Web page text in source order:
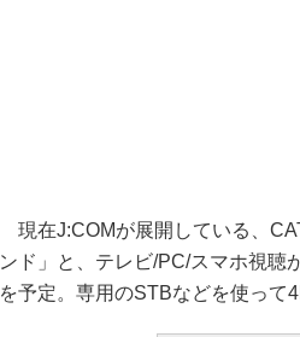
現在J:COMが展開している、
ンド」と、テレビ/PC/スマホ視聴
を予定。専用のSTBなどを使って